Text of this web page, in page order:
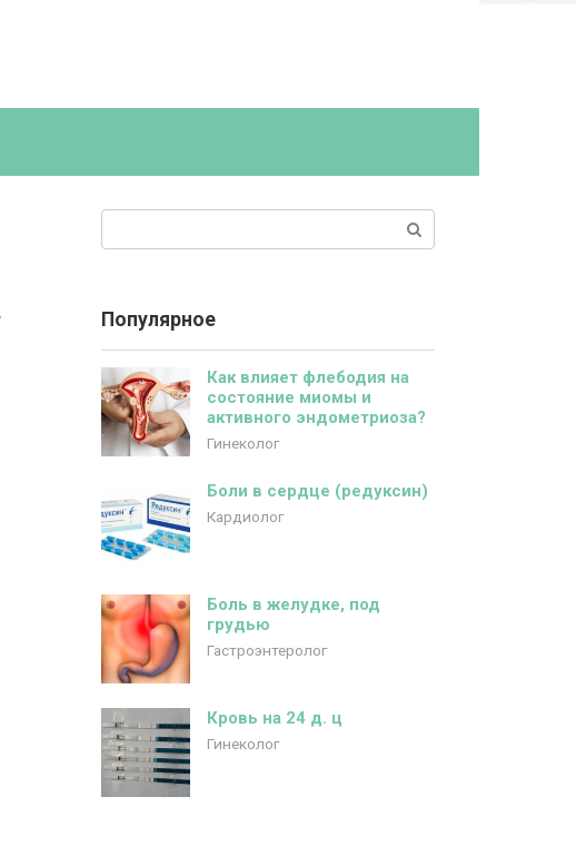
Популярное
Как влияет флебодия на
состояние миомы и
активного эндометриоза?
Гинеколог
Боли в сердце (редуксин)
Кардиолог
Боль в желудке, под
грудью
Гастроэнтеролог
Кровь на 24 д. ц
Гинеколог